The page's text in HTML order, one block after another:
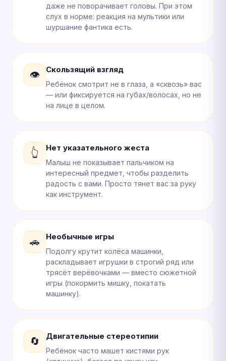
даже не поворачивает головы. При этом
слух в норме: реакция на мультики или
шуршание фантика есть.
👁 Скользящий взгляд
Ребёнок смотрит не в глаза, а «сквозь» вас
— или фиксируется на губах/волосах, но не
на лице в целом.
👆 Нет указательного жеста
Малыш не показывает пальчиком на
интересный предмет, чтобы разделить
радость с вами. Просто тянет вас за руку
как инструмент.
🚗 Необычные игры
Подолгу крутит колёса машинки,
раскладывает игрушки в строгий ряд или
трясёт верёвочками — вместо сюжетной
игры (покормить мишку, покатать
машинку).
🔄 Двигательные стереотипии
Ребёнок часто машет кистями рук